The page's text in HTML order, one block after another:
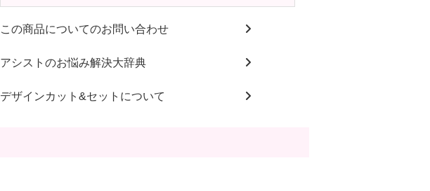
この商品についてのお問い合わせ
アシストのお悩み解決大辞典
デザインカット&セットについて